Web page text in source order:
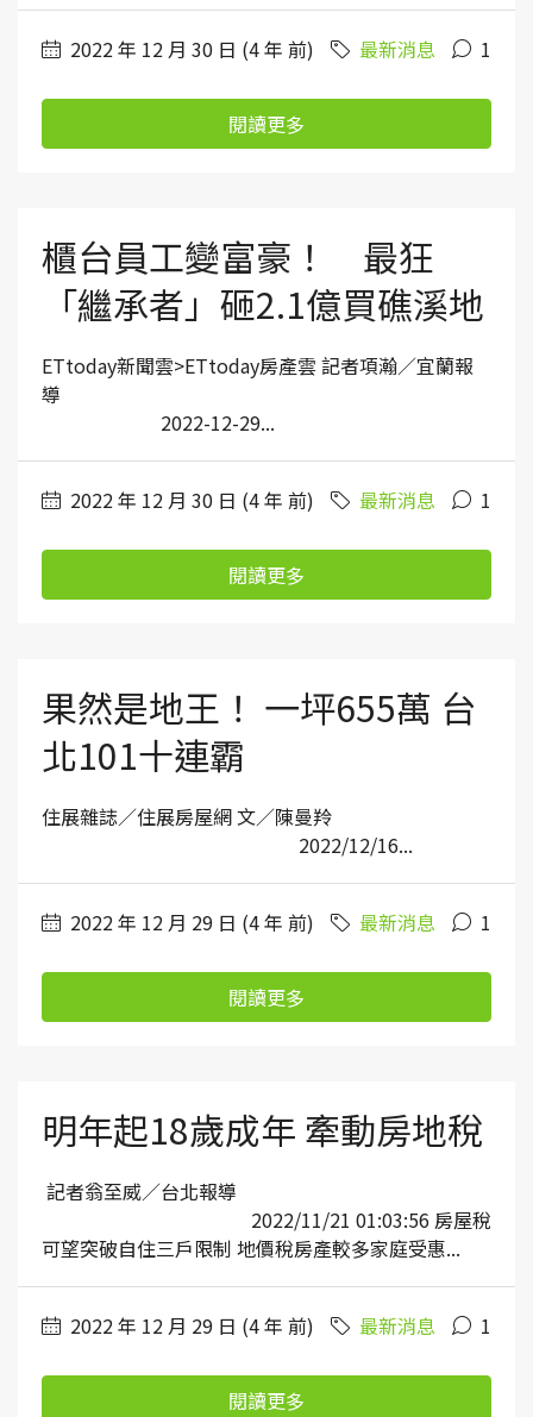
2022 年 12 月 30 日 (4 年 前) 最新消息 1
閱讀更多
櫃台員工變富豪！ 最狂
「繼承者」砸2.1億買礁溪地
ETtoday新聞雲>ETtoday房產雲 記者項瀚／宜蘭報
導
2022-12-29...
2022 年 12 月 30 日 (4 年 前) 最新消息 1
閱讀更多
果然是地王！ 一坪655萬 台
北101十連霸
住展雜誌／住展房屋網 文／陳曼羚
2022/12/16...
2022 年 12 月 29 日 (4 年 前) 最新消息 1
閱讀更多
明年起18歲成年 牽動房地稅
記者翁至威／台北報導
2022/11/21 01:03:56 房屋稅
可望突破自住三戶限制 地價稅房產較多家庭受惠...
2022 年 12 月 29 日 (4 年 前) 最新消息 1
閱讀更多